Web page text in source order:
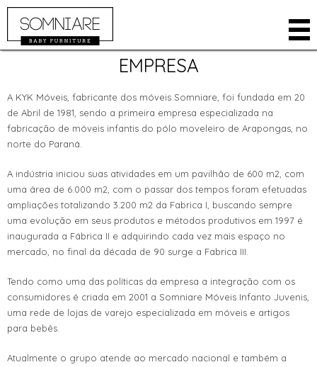
ARMÁRIOS
BERÇOS
CÔMODAS
KIDS
ACESSÓRIOS
AMBIENTES
LOJA ONLINE
ÁREA RESTRITA
CONTATO
IDIOMA
INGLÊS
EMPRESA
A KYK Móveis, fabricante dos móveis Somniare, foi fundada em 20
de Abril de 1981, sendo a primeira empresa especializada na
fabricação de móveis infantis do pólo moveleiro de Arapongas, no
norte do Paraná.
A indústria iniciou suas atividades em um pavilhão de 600 m2, com
uma área de 6.000 m2, com o passar dos tempos foram efetuadas
ampliações totalizando 3.200 m2 da Fabrica I, buscando sempre
uma evolução em seus produtos e métodos produtivos em 1997 é
inaugurada a Fábrica II e adquirindo cada vez mais espaço no
mercado, no final da década de 90 surge a Fabrica III.
Tendo como uma das políticas da empresa a integração com os
consumidores é criada em 2001 a Somniare Móveis Infanto Juvenis,
uma rede de lojas de varejo especializada em móveis e artigos
para bebês.
Atualmente o grupo atende ao mercado nacional e também a